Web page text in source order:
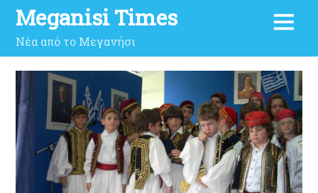
Meganisi Times
Νέα από το Μεγανήσι